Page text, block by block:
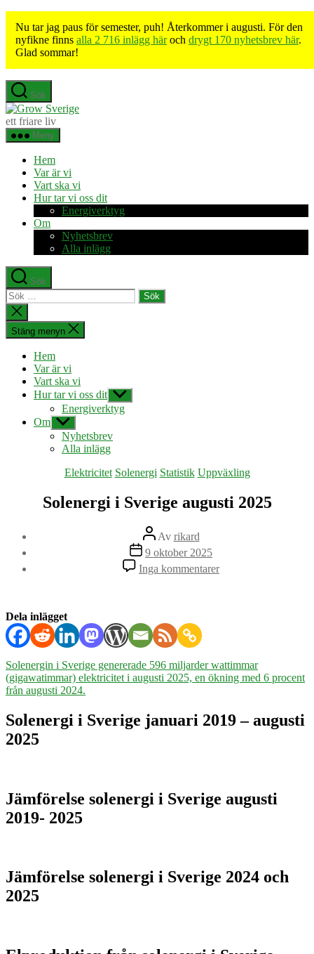
Nu tar jag paus för semester, puh! Återkommer i augusti. För den
nyfikne finns alla 2 716 inlägg häroch drygt 170 nyhetsbrev här.
Glad sommar!
Hoppa
till
innehåll
Sök
Grow
ett friare liv
Meny
Hem
Var är vi
Vart ska vi
Hur tar vi oss dit
Energiverktyg
Om
Nyhetsbrev
Alla inlägg
Sök
Sök
efter:
Stäng
sökningen
Stäng menyn
Hem
Var är vi
Vart ska vi
Hur tar vi oss dit Visa
undermeny
Energiverktyg
Om Visa
undermeny
Nyhetsbrev
Alla inlägg
Kategorier
Elektricitet Solenergi Statistik Uppväxling
Solenergi i Sverige augusti 2025
Inläggsförfattare
Av rikard
Inläggsdatum
9 oktober 2025
Inga kommentarertill
Solenergi
Dela inlägget
Solenergin i Sverige genererade 596 miljarder wattimmar
(gigawatimmar) elektricitet i augusti 2025, en ökning med 6 procent
från augusti 2024.
Solenergi i Sverige januari 2019 – augusti
2025
Jämförelse solenergi i Sverige augusti
2019- 2025
Jämförelse solenergi i Sverige 2024 och
2025